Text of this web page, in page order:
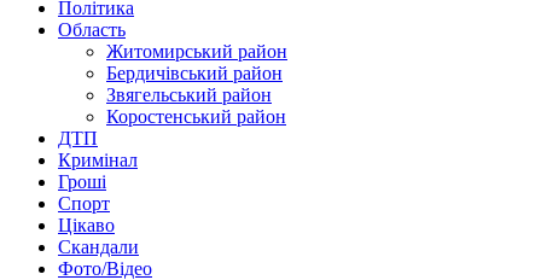
Політика
Область
Житомирський район
Бердичівський район
Звягельський район
Коростенський район
ДТП
Кримінал
Гроші
Спорт
Цікаво
Скандали
Фото/Відео